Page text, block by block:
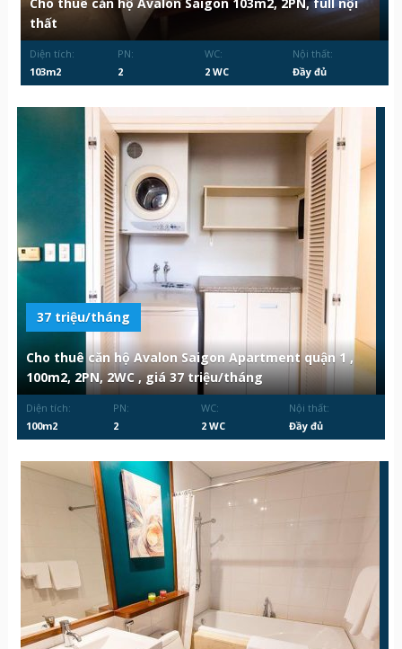
thất
Diện tích:
103m2
PN:
2
WC:
2 WC
Nội thất:
Đầy đủ
37 triệu/tháng
Cho thuê căn hộ Avalon Saigon Apartment quận 1 ,
100m2, 2PN, 2WC , giá 37 triệu/tháng
Diện tích:
100m2
PN:
2
WC:
2 WC
Nội thất:
Đầy đủ